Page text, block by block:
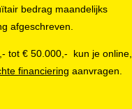
bedrag maandelijks
afgeschreven.
tot € 50.000,- kun je online,
financiering aanvragen.